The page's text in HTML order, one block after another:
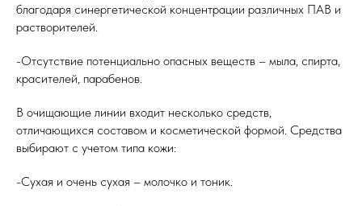
благодаря синергетической концентрации различных ПАВ и
растворителей.
-Отсутствие потенциально опасных веществ – мыла, спирта,
красителей, парабенов.
В очищающие линии входит несколько средств,
отличающихся составом и косметической формой. Средства
выбирают с учетом типа кожи:
-Сухая и очень сухая – молочко и тоник.